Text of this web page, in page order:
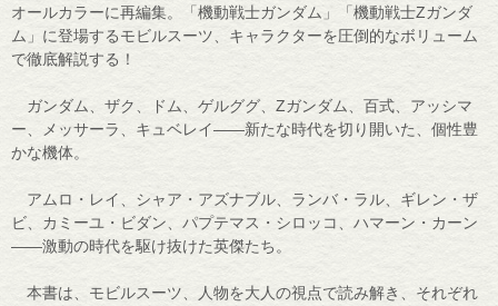
オールカラーに再編集。「機動戦士ガンダム」「機動戦士Zガンダ
ム」に登場するモビルスーツ、キャラクターを圧倒的なボリューム
で徹底解説する！
ガンダム、ザク、ドム、ゲルググ、Zガンダム、百式、アッシマ
ー、メッサーラ、キュベレイ――新たな時代を切り開いた、個性豊
かな機体。
アムロ・レイ、シャア・アズナブル、ランバ・ラル、ギレン・ザ
ビ、カミーユ・ビダン、パプテマス・シロッコ、ハマーン・カーン
――激動の時代を駆け抜けた英傑たち。
本書は、モビルスーツ、人物を大人の視点で読み解き、それぞれ